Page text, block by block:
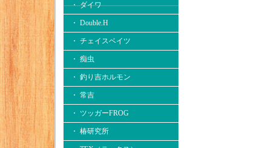
・ ダイワ
・ Double.H
・ チェイスベイツ
・ 痴虫
・ 釣り吉ホルモン
・ 常吉
・ ツッガーFROG
・ 椿研究所